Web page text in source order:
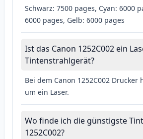
Schwarz: 7500 pages, Cyan: 6000
6000 pages, Gelb: 6000 pages
Ist das Canon 1252C002 ein
Tintenstrahlgerät?
Bei dem Canon 1252C002 Drucker
um ein Laser.
Wo finde ich die günstigste
1252C002?